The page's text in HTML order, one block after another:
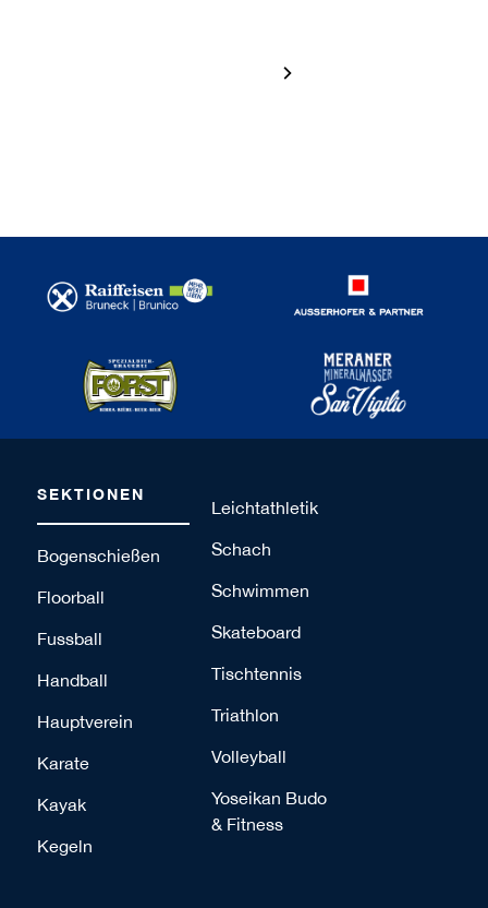
SEKTIONEN
Bogenschießen
Floorball
Fussball
Handball
Hauptverein
Karate
Kayak
Kegeln
Leichtathletik
Schach
Schwimmen
Skateboard
Tischtennis
Triathlon
Volleyball
Yoseikan Budo
& Fitness